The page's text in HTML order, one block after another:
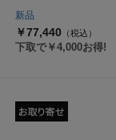
新品
￥77,440 （税込）
下取で￥4,000お得!